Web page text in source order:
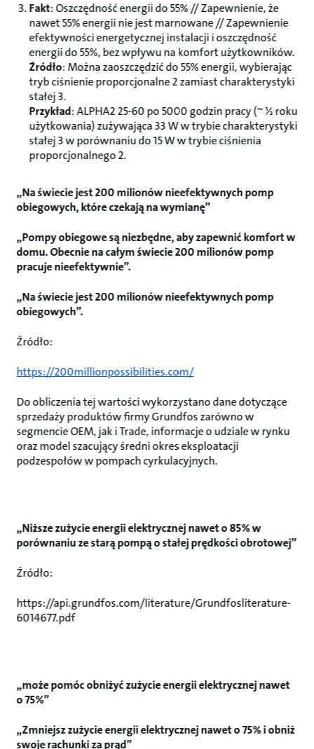
Fakt: Oszczędność energii do 55% // Zapewnienie, że
nawet 55% energii nie jest marnowane // Zapewnienie
efektywności energetycznej instalacji i oszczędność
energii do 55%, bez wpływu na komfort użytkowników.
Źródło: Można zaoszczędzić do 55% energii, wybierając
tryb ciśnienie proporcjonalne 2 zamiast charakterystyki
stałej 3.
Przykład: ALPHA2 25-60 po 5000 godzin pracy (~ ½ roku
użytkowania) zużywająca 33 W w trybie charakterystyki
stałej 3 w porównaniu do 15 W w trybie ciśnienia
proporcjonalnego 2.
„Na świecie jest 200 milionów nieefektywnych pomp
obiegowych, które czekają na wymianę”
„Pompy obiegowe są niezbędne, aby zapewnić komfort w
domu. Obecnie na całym świecie 200 milionów pomp
pracuje nieefektywnie”.
„Na świecie jest 200 milionów nieefektywnych pomp
obiegowych”.
Źródło:
https://200millionpossibilities.com/
Do obliczenia tej wartości wykorzystano dane dotyczące
sprzedaży produktów firmy Grundfos zarówno w
segmencie OEM, jak i Trade, informacje o udziale w rynku
oraz model szacujący średni okres eksploatacji
podzespołów w pompach cyrkulacyjnych.
„Niższe zużycie energii elektrycznej nawet o 85% w
porównaniu ze starą pompą o stałej prędkości obrotowej”
Źródło:
https://api.grundfos.com/literature/Grundfosliterature-
6014677.pdf
„może pomóc obniżyć zużycie energii elektrycznej nawet
o 75%”
„Zmniejsz zużycie energii elektrycznej nawet o 75% i obniż
swoje rachunki za prąd”